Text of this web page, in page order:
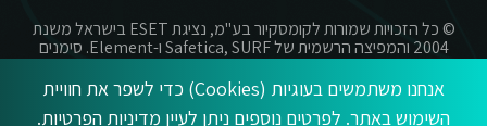
© כל הזכויות שמורות לקומסקיור בע"מ, נציגת ESET בישראל משנת
2004 והמפיצה הרשמית של Safetica, SURF ו-Element. סימנים
מסחריים אשר בשימוש באתר זה הינם סימנים מסחריים או מותגים
רשומים של החברות הרשומות.